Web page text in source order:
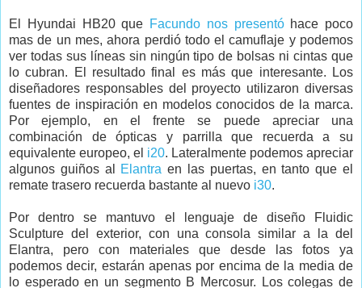
El Hyundai HB20 que Facundo nos presentóhace poco
mas de un mes, ahora perdió todo el camuflaje y podemos
ver todas sus líneas sin ningún tipo de bolsas ni cintas que
lo cubran. El resultado final es más que interesante. Los
diseñadores responsables del proyecto utilizaron diversas
fuentes de inspiración en modelos conocidos de la marca.
Por ejemplo, en el frente se puede apreciar una
combinación de ópticas y parrilla que recuerda a su
equivalente europeo, el i20. Lateralmente podemos apreciar
algunos guiños al Elantra en las puertas, en tanto que el
remate trasero recuerda bastante al nuevo i30.
Por dentro se mantuvo el lenguaje de diseño Fluidic
Sculpture del exterior, con una consola similar a la del
Elantra, pero con materiales que desde las fotos ya
podemos decir, estarán apenas por encima de la media de
lo esperado en un segmento B Mercosur. Los colegas de